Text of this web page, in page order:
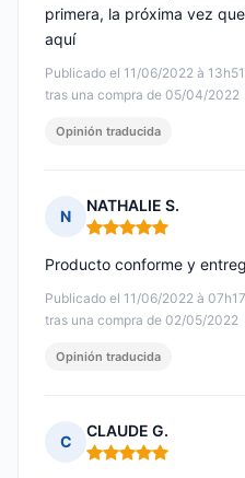
Publicado el 11/06/2022 à 13h51
tras una compra de 05/04/2022
primera, la próxima vez
aquí
Opinión traducida
N
NATHALIE S.
Nota: 5 de 5
Publicado el 11/06/2022 à 07h17
tras una compra de 02/05/2022
Producto conforme y
Opinión traducida
C
CLAUDE G.
Nota: 5 de 5